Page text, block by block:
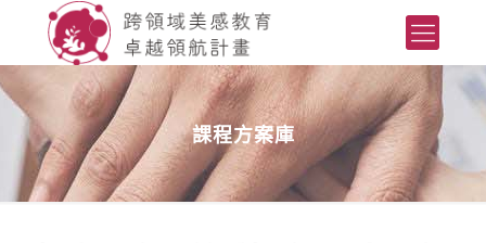
課程方案庫